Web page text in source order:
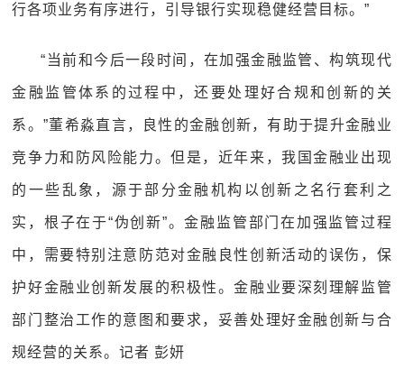
行各项业务有序进行，引导银行实现稳健经营目标。”
“当前和今后一段时间，在加强金融监管、构筑现代
金融监管体系的过程中，还要处理好合规和创新的关
系。”董希淼直言，良性的金融创新，有助于提升金融业
竞争力和防风险能力。但是，近年来，我国金融业出现
的一些乱象，源于部分金融机构以创新之名行套利之
实，根子在于“伪创新”。金融监管部门在加强监管过程
中，需要特别注意防范对金融良性创新活动的误伤，保
护好金融业创新发展的积极性。金融业要深刻理解监管
部门整治工作的意图和要求，妥善处理好金融创新与合
规经营的关系。记者 彭妍